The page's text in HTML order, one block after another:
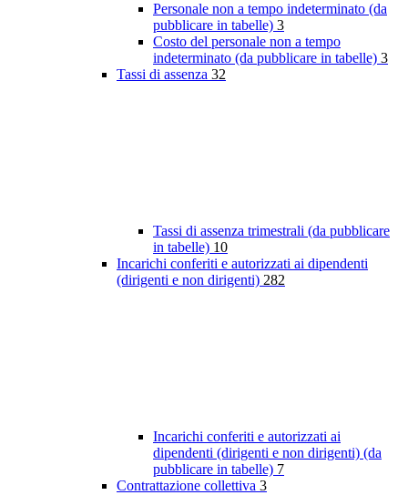
Personale non a tempo indeterminato (da
pubblicare in tabelle) 3
Costo del personale non a tempo
indeterminato (da pubblicare in tabelle) 3
Tassi di assenza 32
Tassi di assenza trimestrali (da pubblicare
in tabelle) 10
Incarichi conferiti e autorizzati ai dipendenti
(dirigenti e non dirigenti) 282
Incarichi conferiti e autorizzati ai
dipendenti (dirigenti e non dirigenti) (da
pubblicare in tabelle) 7
Contrattazione collettiva 3